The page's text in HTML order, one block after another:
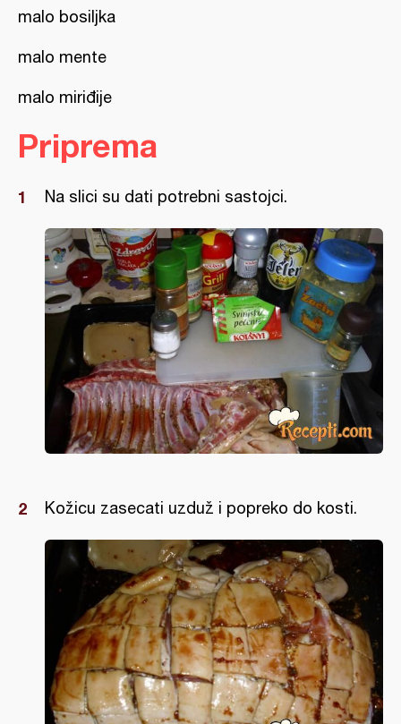
malo bosiljka
malo mente
malo miriđije
Priprema
Na slici su dati potrebni sastojci.
Kožicu zasecati uzduž i popreko do kosti.